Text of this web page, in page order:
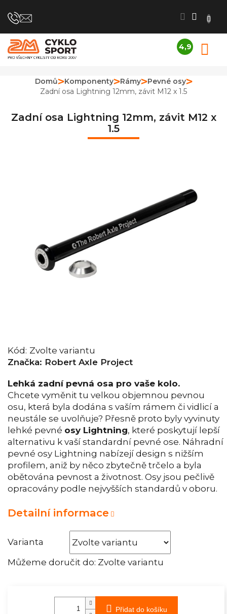
na
4,9
obchodu
je
4,9
hvězdiček.
Domů Komponenty Rámy
Pevné osy
Zadní osa Lightning 12mm, závit M12 x 1.5
Zadní osa Lightning 12mm, závit M12 x
1.5
Kód: Zvolte variantu
Značka: Robert Axle Project
Varianta
Můžeme doručit do: Zvolte variantu
Lehká zadní pevná osa pro vaše kolo.
Chcete vyměnit tu velkou objemnou pevnou
osu, která byla dodána s vaším rámem či vidlicí a
neustále se uvolňuje? Přesně proto byly vyvinuty
lehké pevné osy Lightning, které poskytují lepší
alternativu k vaší standardní pevné ose. Náhradní
pevné osy Lightning nabízejí design s nižším
profilem, aniž by něco zbytečně trčelo a byla
obětována pevnost a životnost. Osy jsou pečlivě
opracovány podle nejvyšších standardů v oboru.
Detailní informace
Přidat do košíku